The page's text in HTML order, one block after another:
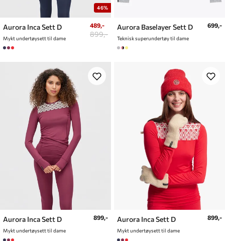
46%
Aurora Inca Sett D
Mykt undertøysett til dame
489,-
899,-
Aurora Baselayer Sett D
Teknisk superundertøy til dame
699,-
Aurora Inca Sett D
Mykt undertøysett til dame
899,- Aurora Inca Sett D
Mykt undertøysett til dame
899,-